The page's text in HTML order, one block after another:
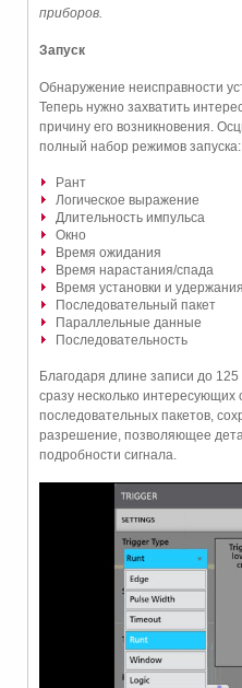
приборов.
Запуск
Обнаружение неисправности
Теперь нужно захватить
причину его возникновения.
полный набор режимов запуска:
Рант
Логическое выражение
Длительность импульса
Окно
Время ожидания
Время нарастания/спада
Время установки и удержания
Последовательный пакет
Параллельные данные
Последовательность
Благодаря длине записи до
сразу несколько
последовательных пакетов,
разрешение, позволяющее
подробности сигнала.